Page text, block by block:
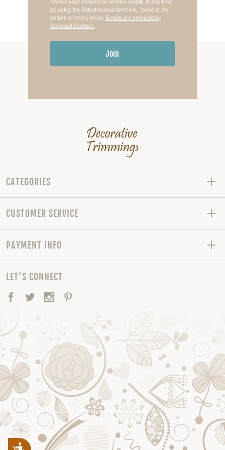
by using the SafeUnsubscribe® link, found at the
bottom of every email. Emails are serviced by
Constant Contact.
Join
CATEGORIES
CUSTOMER SERVICE
PAYMENT INFO
LET'S CONNECT
Facebook
TwitterInstagram